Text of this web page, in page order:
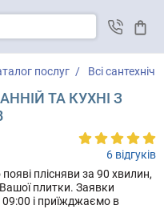
послуг Всі
ТА КУХНІ З
6 відгуків
плісняви за 90 хвилин,
Вашої плитки. Заявки
і приїжджаємо в